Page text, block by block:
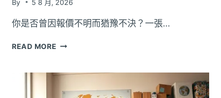
GEO
By 5 8 月, 2026
你是否曾因報價不明而猶豫不決？一張…
READ MORE 要
準
確